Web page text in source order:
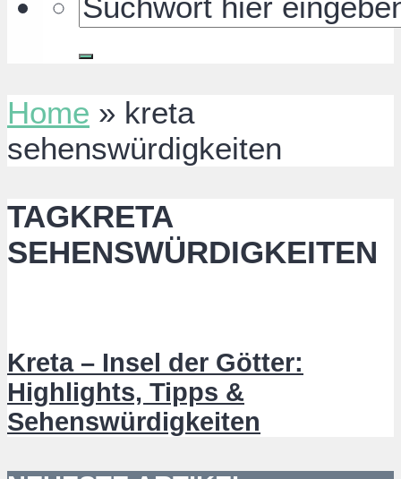
Home » kreta
sehenswürdigkeiten
TAGKRETA
SEHENSWÜRDIGKEITEN
Kreta – Insel der Götter:
Highlights, Tipps &
Sehenswürdigkeiten